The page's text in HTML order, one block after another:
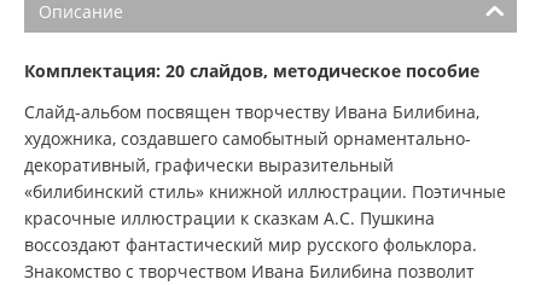
Описание
Комплектация: 20 слайдов, методическое пособие
Слайд-альбом посвящен творчеству Ивана Билибина,
художника, создавшего самобытный орнаментально-
декоративный, графически выразительный
«билибинский стиль» книжной иллюстрации. Поэтичные
красочные иллюстрации к сказкам А.С. Пушкина
воссоздают фантастический мир русского фольклора.
Знакомство с творчеством Ивана Билибина позволит